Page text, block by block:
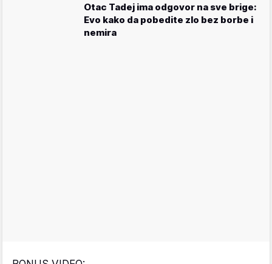
Otac Tadej ima odgovor na sve brige:
Evo kako da pobedite zlo bez borbe i
nemira